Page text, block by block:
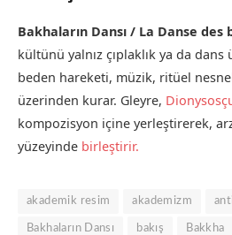
Bakhaların Dansı / La Danse des
kültünü yalnız çıplaklık ya da
beden hareketi, müzik, ritüel
üzerinden kurar. Gleyre,
kompozisyon içine yerleştirerek,
yüzeyinde birleştirir.
akademik resim akademizm
Bakhaların Dansı bakış Bakkha